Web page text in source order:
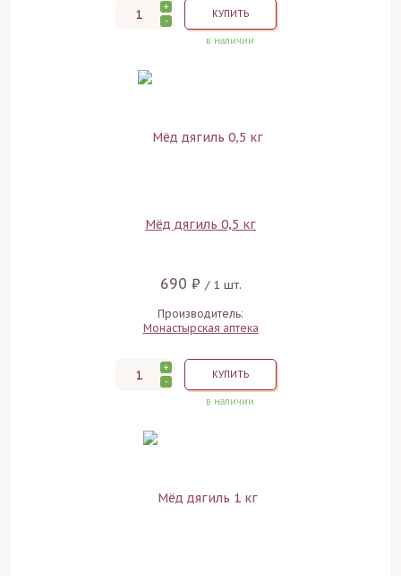
+
-
КУПИТЬ
в наличии
Мёд дягиль 0,5 кг
690 ₽ / 1 шт.
Производитель:
Монастырская аптека
+
-
КУПИТЬ
в наличии